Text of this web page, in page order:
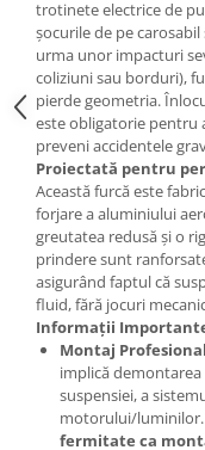
trotinete electrice de
șocurile de pe
urma unor impacturi
coliziuni sau borduri),
pierde geometria.
este obligatorie pentru
preveni accidentele
Proiectată pentru
Această furcă este
forjare a aluminiului
greutatea redusă și o
prindere sunt
asigurând faptul că
fluid, fără jocuri
Informații
Montaj
implică
suspensiei, a
motorului/
fermitate ca